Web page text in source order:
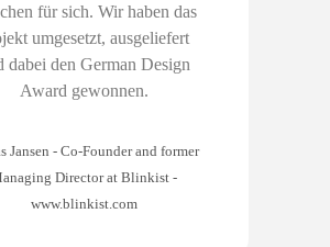
für sich. Wir haben das
umgesetzt, ausgeliefert
dabei den German Design
Award gewonnen.
Jansen - Co-Founder and former
Director at Blinkist -
www.blinkist.com